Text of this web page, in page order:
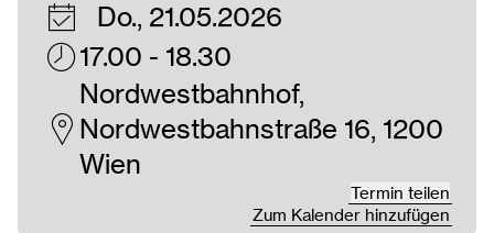
Do., 21.05.2026
17.00 - 18.30
Nordwestbahnhof,
Nordwestbahnstraße 16, 1200
Wien
Zum Kalender hinzufügen
Termin teilen